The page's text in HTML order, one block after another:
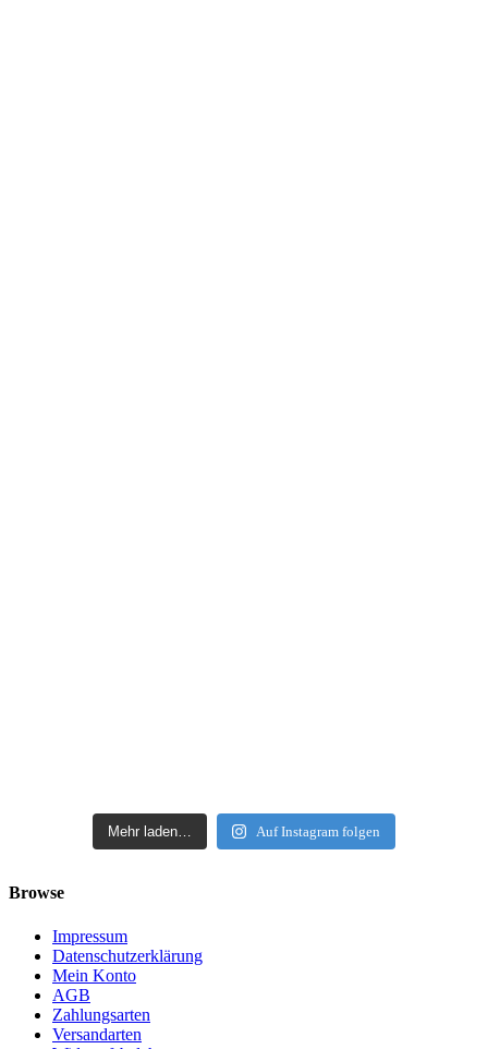
Mehr laden… Auf Instagram folgen
Browse
Impressum
Datenschutzerklärung
Mein Konto
AGB
Zahlungsarten
Versandarten